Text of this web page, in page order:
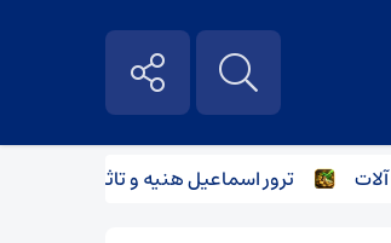
ترور اسماعیل هنیه و تاثیر آن بر بازار آهن